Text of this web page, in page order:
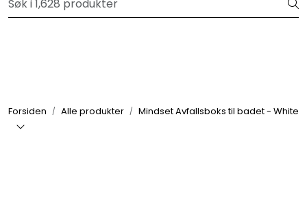
Skip to main contentVelkommen til vår forhandlerportal
Forsiden Alle produkter Mindset Avfallsboks til badet - White
Om oss